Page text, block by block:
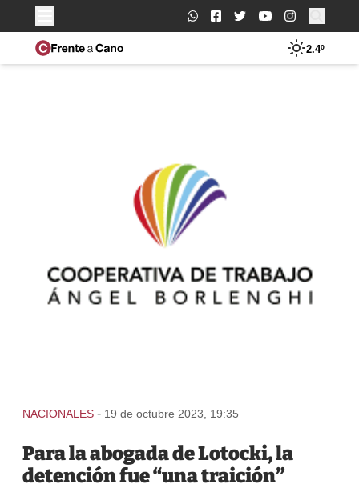
Buscar:
2.4º
NACIONALES - 19 de octubre 2023, 19:35
Para la abogada de Lotocki, la
detención fue “una traición”